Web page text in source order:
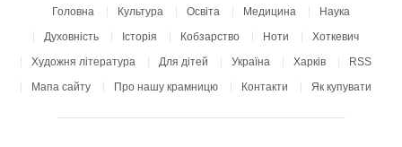
Головна Культура Освіта Медицина
Наука
Духовність
Історія Кобзарство Ноти
Хоткевич
Художня література
Для дітей Україна Харків
RSS
Мапа сайту
Про нашу крамницю Контакти Як купувати